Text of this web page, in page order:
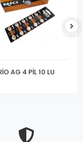
AG 4 PİL 10 LU